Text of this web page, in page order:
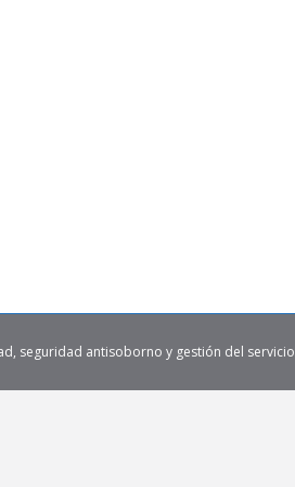
seguridad antisoborno y gestión del servicio